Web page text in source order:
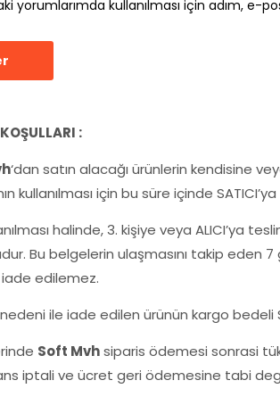
yorumlarımda kullanılması için adım, e-
:
‘dan satın alacağı ürünlerin kendisine
kullanılması için bu süre içinde
halinde, 3. kişiye veya ALICI’ya
Bu belgelerin ulaşmasını takip eden
edilemez.
ile iade edilen ürünün kargo bedeli
Soft Mvhsiparis ödemesi sonrasi
iptali ve ücret geri ödemesine tabi